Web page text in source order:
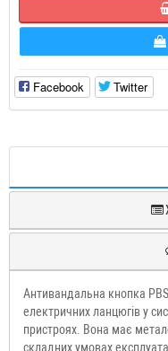
Facebook Twitter
Антивандальна кнопка
електричних ланцюгів у
пристроях. Вона має
складних умовах